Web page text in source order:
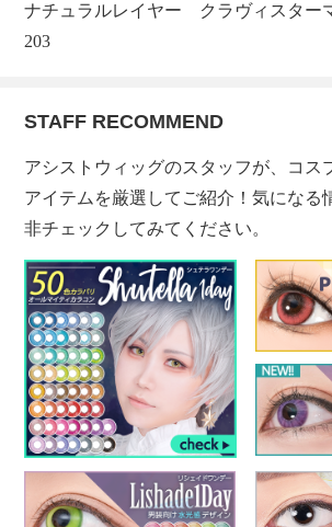
ナチュラルレイヤー クラヴィスタ
203
STAFF RECOMMEND
アシストウィッグのスタッフが、コス
アイテムを厳選してご紹介！気になる
非チェックしてみてください。